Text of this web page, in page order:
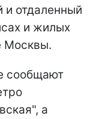
и отдаленный
и жилых
Москвы.
сообщают
а